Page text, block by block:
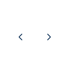
Pagina precedentePagina successiva